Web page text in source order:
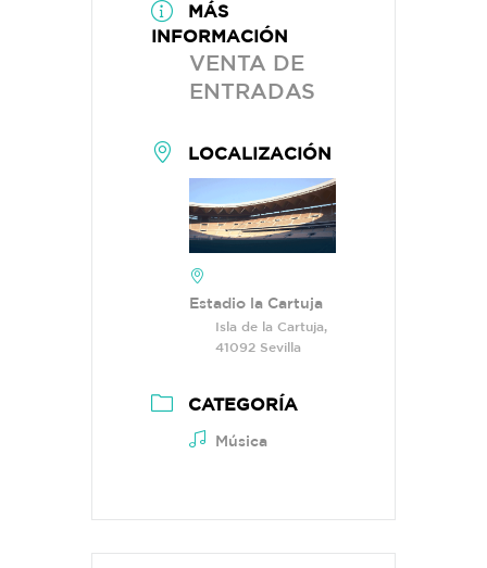
MÁS
INFORMACIÓN
VENTA DE
ENTRADAS
LOCALIZACIÓN
Estadio la Cartuja
Isla de la Cartuja,
41092 Sevilla
CATEGORÍA
Música